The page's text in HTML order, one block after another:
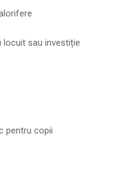
locuit sau investiție
pentru copii